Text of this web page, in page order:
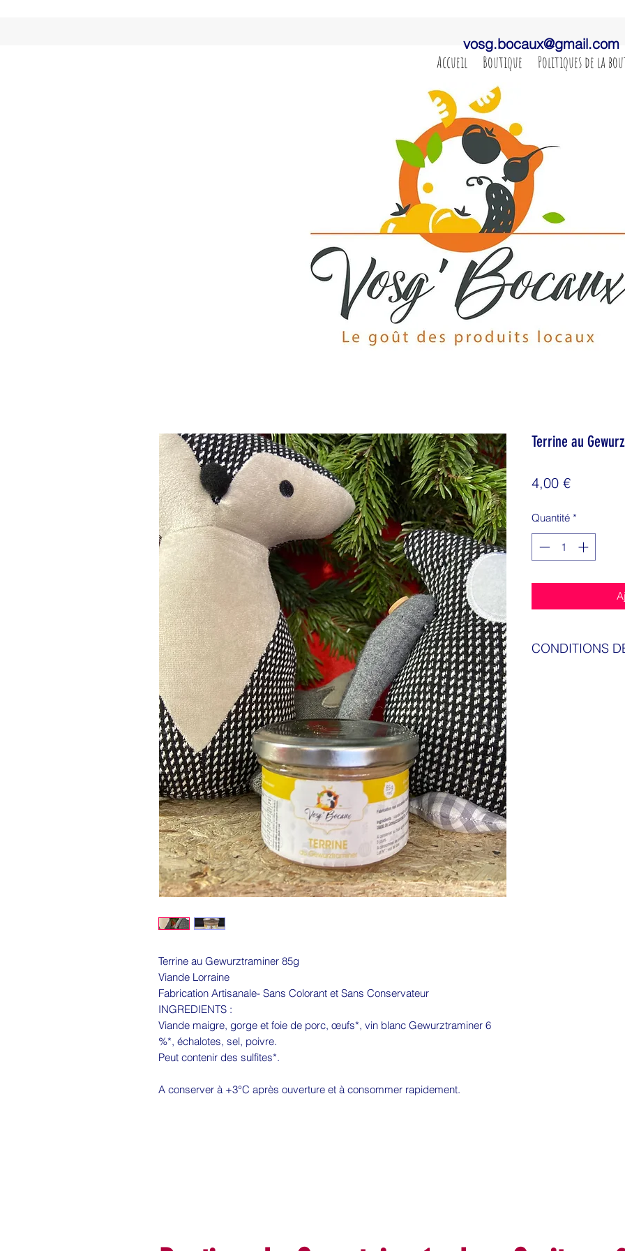
Accueil Boutique Politiques de la
vosg.bocaux@gmail.com
Terrine au Gewurztraminer 85g
Viande Lorraine
Fabrication Artisanale- Sans Colorant et Sans Conservateur
INGREDIENTS :
Viande maigre, gorge et foie de porc, œufs*, vin blanc Gewurztraminer 6
%*, échalotes, sel, poivre.
Peut contenir des sulfites*.
A conserver à +3°C après ouverture et à consommer rapidement.
Terrine au
4,00 €Prix
Quantité *
CONDITIONS